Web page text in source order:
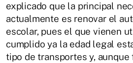
explicado que la principal
actualmente es renovar el
escolar, pues el que vienen
cumplido ya la edad legal
tipo de transportes y,